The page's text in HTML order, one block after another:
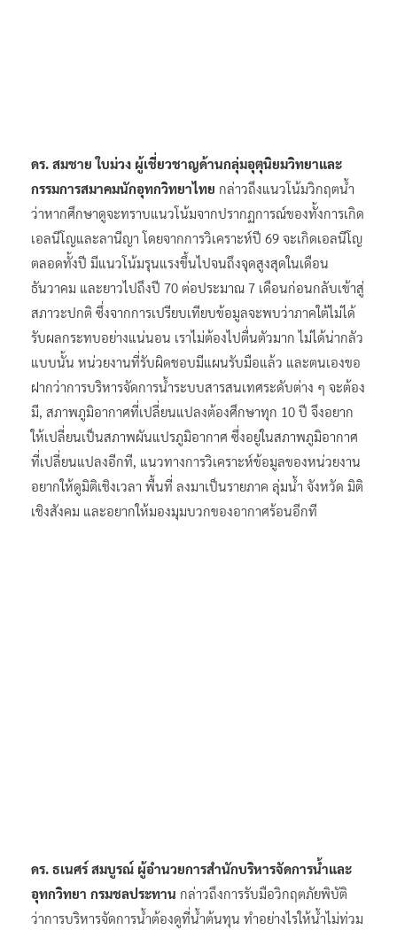
ดร. สมชาย ใบม่วง ผู้เชี่ยวชาญด้านกลุ่มอุตุนิยมวิทยาและ
กรรมการสมาคมนักอุทกวิทยาไทย กล่าวถึงแนวโน้มวิกฤตน้ำ
ว่าหากศึกษาดูจะทราบแนวโน้มจากปรากฏการณ์ของทั้งการเกิด
เอลนีโญและลานีญา โดยจากการวิเคราะห์ปี 69 จะเกิดเอลนีโญ
ตลอดทั้งปี มีแนวโน้มรุนแรงขึ้นไปจนถึงจุดสูงสุดในเดือน
ธันวาคม และยาวไปถึงปี 70 ต่อประมาณ 7 เดือนก่อนกลับเข้าสู่
สภาวะปกติ ซึ่งจากการเปรียบเทียบข้อมูลจะพบว่าภาคใต้ไม่ได้
รับผลกระทบอย่างแน่นอน เราไม่ต้องไปตื่นตัวมาก ไม่ได้น่ากลัว
แบบนั้น หน่วยงานที่รับผิดชอบมีแผนรับมือแล้ว และตนเองขอ
ฝากว่าการบริหารจัดการน้ำระบบสารสนเทศระดับต่าง ๆ จะต้อง
มี, สภาพภูมิอากาศที่เปลี่ยนแปลงต้องศึกษาทุก 10 ปี จึงอยาก
ให้เปลี่ยนเป็นสภาพผันแปรภูมิอากาศ ซึ่งอยู่ในสภาพภูมิอากาศ
ที่เปลี่ยนแปลงอีกที, แนวทางการวิเคราะห์ข้อมูลของหน่วยงาน
อยากให้ดูมิติเชิงเวลา พื้นที่ ลงมาเป็นรายภาค ลุ่มน้ำ จังหวัด มิติ
เชิงสังคม และอยากให้มองมุมบวกของอากาศร้อนอีกที
ดร. ธเนศร์ สมบูรณ์ ผู้อำนวยการสำนักบริหารจัดการน้ำและ
อุทกวิทยา กรมชลประทาน กล่าวถึงการรับมือวิกฤตภัยพิบัติ
ว่าการบริหารจัดการน้ำต้องดูที่น้ำต้นทุน ทำอย่างไรให้น้ำไม่ท่วม